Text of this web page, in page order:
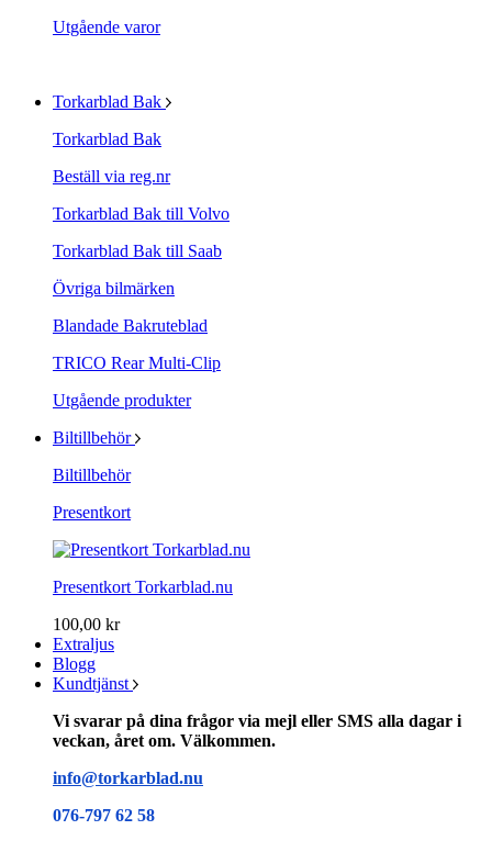
Utgående varor
Torkarblad Bak
Torkarblad Bak
Beställ via reg.nr
Torkarblad Bak till Volvo
Torkarblad Bak till Saab
Övriga bilmärken
Blandade Bakruteblad
TRICO Rear Multi-Clip
Utgående produkter
Biltillbehör
Biltillbehör
Presentkort
Presentkort Torkarblad.nu
100,00 kr
Extraljus
Blogg
Kundtjänst
Vi svarar på dina frågor via mejl eller SMS alla dagar i
veckan, året om. Välkommen.
info@torkarblad.nu
076-797 62 58